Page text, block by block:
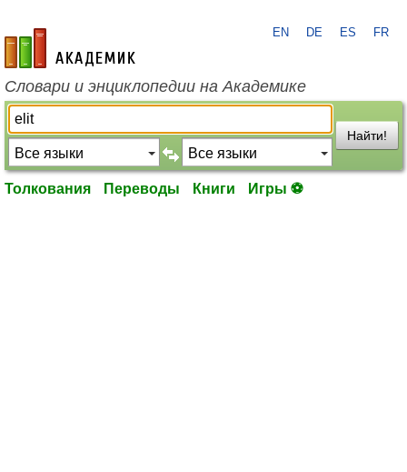
academic.ru
EN DE ES FR
Словари и энциклопедии на Академике
Найти!
Толкования Переводы Книги Игры ⚽